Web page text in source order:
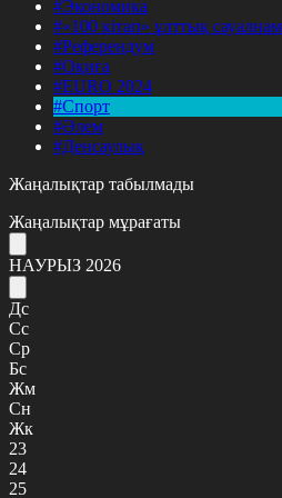
#Экономика
#«100 кітап» ұлттық
#Референдум
#Оқиға
#EURO 2024
#Спорт
#Әлем
#Денсаулық
Жаңалықтар табылмады
Жаңалықтар мұрағаты
НАУРЫЗ 2026
Дс
Сс
Ср
Бс
Жм
Сн
Жк
23
24
25